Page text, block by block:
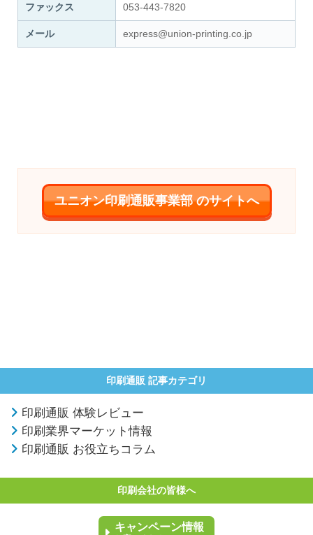
ファックス 053-443-7820
メール express@union-printing.co.jp
ユニオン印刷通販事業部 のサイトへ
印刷通販 記事カテゴリ
印刷通販 体験レビュー
印刷業界マーケット情報
印刷通販 お役立ちコラム
印刷会社の皆様へ
キャンペーン情報